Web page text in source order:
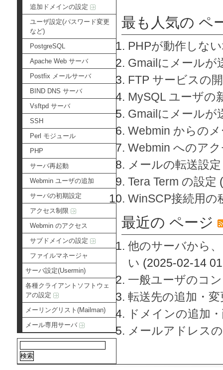
追加ドメインの設定
ユーザ設定(パスワード変更
など)
PostgreSQL
Apache Web サーバ
Postfix メールサーバ
BIND DNS サーバ
Vsftpd サーバ
SSH
Perl モジュール
PHP
サーバ再起動
Webmin ユーザの追加
サーバの初期設定
アクセス制限
Webmin のアクセス
サブドメインの設定
ファイルマネージャ
サーバ設定(Usermin)
各種クライアントソフトウェ
アの設定
メーリングリスト(Mailman)
メール専用サーバ
最も人気の ペ
PHPが動作しな
Gmailにメールが
FTP サービスの
MySQL ユーザの
Gmailにメールが
Webmin からの
Webmin へのア
メールの転送設定
Tera Term の設定
WinSCP接続用の
最近の ページ
他のサーバから
い (2025-02-14
一般ユーザのコ
転送先の追加・
ドメインの追加
メールアドレス